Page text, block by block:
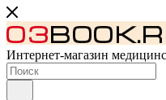
Интернет-магазин